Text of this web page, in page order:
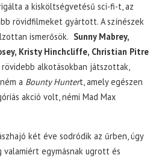
a kisköltségvetésű sci-fi-t, az
rövidfilmeket gyártott. A színészek
ismerősök. Sunny Mabrey,
Kristy Hinchcliffe, Christian Pitre
alkotásokban játszottak,
a Bounty Huntert, amely egészen
akció volt, némi Mad Max
két éve sodródik az űrben, úgy
valamiért egymásnak ugrott és